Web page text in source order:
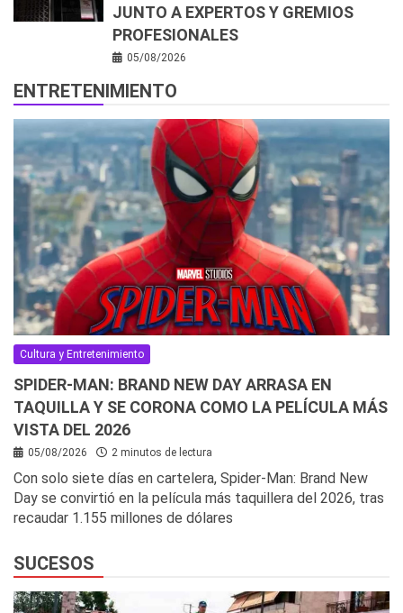
JUNTO A EXPERTOS Y GREMIOS
PROFESIONALES
05/08/2026
ENTRETENIMIENTO
Cultura y Entretenimiento
SPIDER-MAN: BRAND NEW DAY ARRASA EN
TAQUILLA Y SE CORONA COMO LA PELÍCULA MÁS
VISTA DEL 2026
05/08/2026 2 minutos de lectura
Con solo siete días en cartelera, Spider-Man: Brand New
Day se convirtió en la película más taquillera del 2026, tras
recaudar 1.155 millones de dólares
SUCESOS